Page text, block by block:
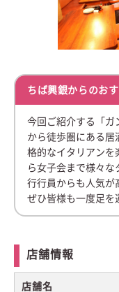
ちば興銀からのお
今回ご紹介する「ガ
から徒歩圏にある居
格的なイタリアンを
ら女子会まで様々な
行行員からも人気が
ぜひ皆様も一度足を
店舗情報
店舗名